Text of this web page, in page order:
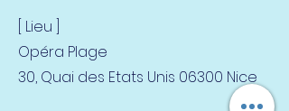
[ Lieu ]
Opéra Plage
30, Quai des Etats Unis 06300 Nice